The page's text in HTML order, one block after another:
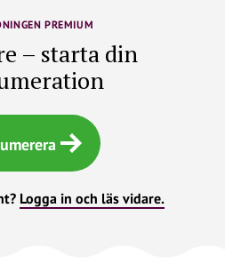
PREMIUM
– starta din
Logga in och läs vidare.